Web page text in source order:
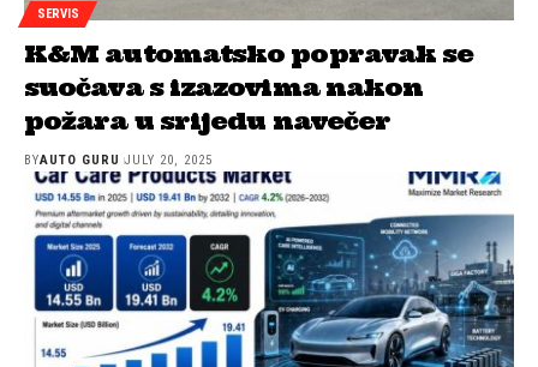
SERVIS
K&M automatsko popravak se
suočava s izazovima nakon
požara u srijedu navečer
BYAUTO GURU JULY 20, 2025